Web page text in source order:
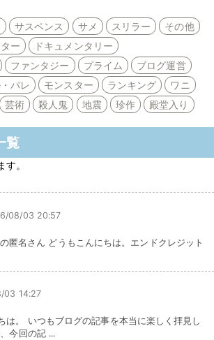
サスペンス サメ スリラー
その他
ー
ドキュメンタリー
ファンタジー プライム
ブログ運営
パレ モンスター ランキング
ワニ
芸術 殺人鬼 地震 珍作 殿堂入り
覧
。
08/03 20:57
匿名さん どうもこんにちは。エンドクレジット
03 14:27
は。 いつもブログの記事を本当に楽しく拝見し
今回の記 ...